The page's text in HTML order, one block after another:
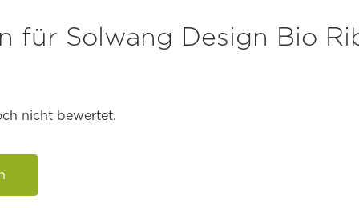
für Solwang Design Bio
nicht bewertet.